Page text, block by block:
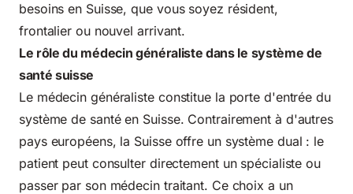
besoins en Suisse, que vous soyez résident,
frontalier ou nouvel arrivant.
Le rôle du médecin généraliste dans le système de
santé suisse
Le médecin généraliste constitue la porte d'entrée du
système de santé en Suisse. Contrairement à d'autres
pays européens, la Suisse offre un système dual : le
patient peut consulter directement un spécialiste ou
passer par son médecin traitant. Ce choix a un